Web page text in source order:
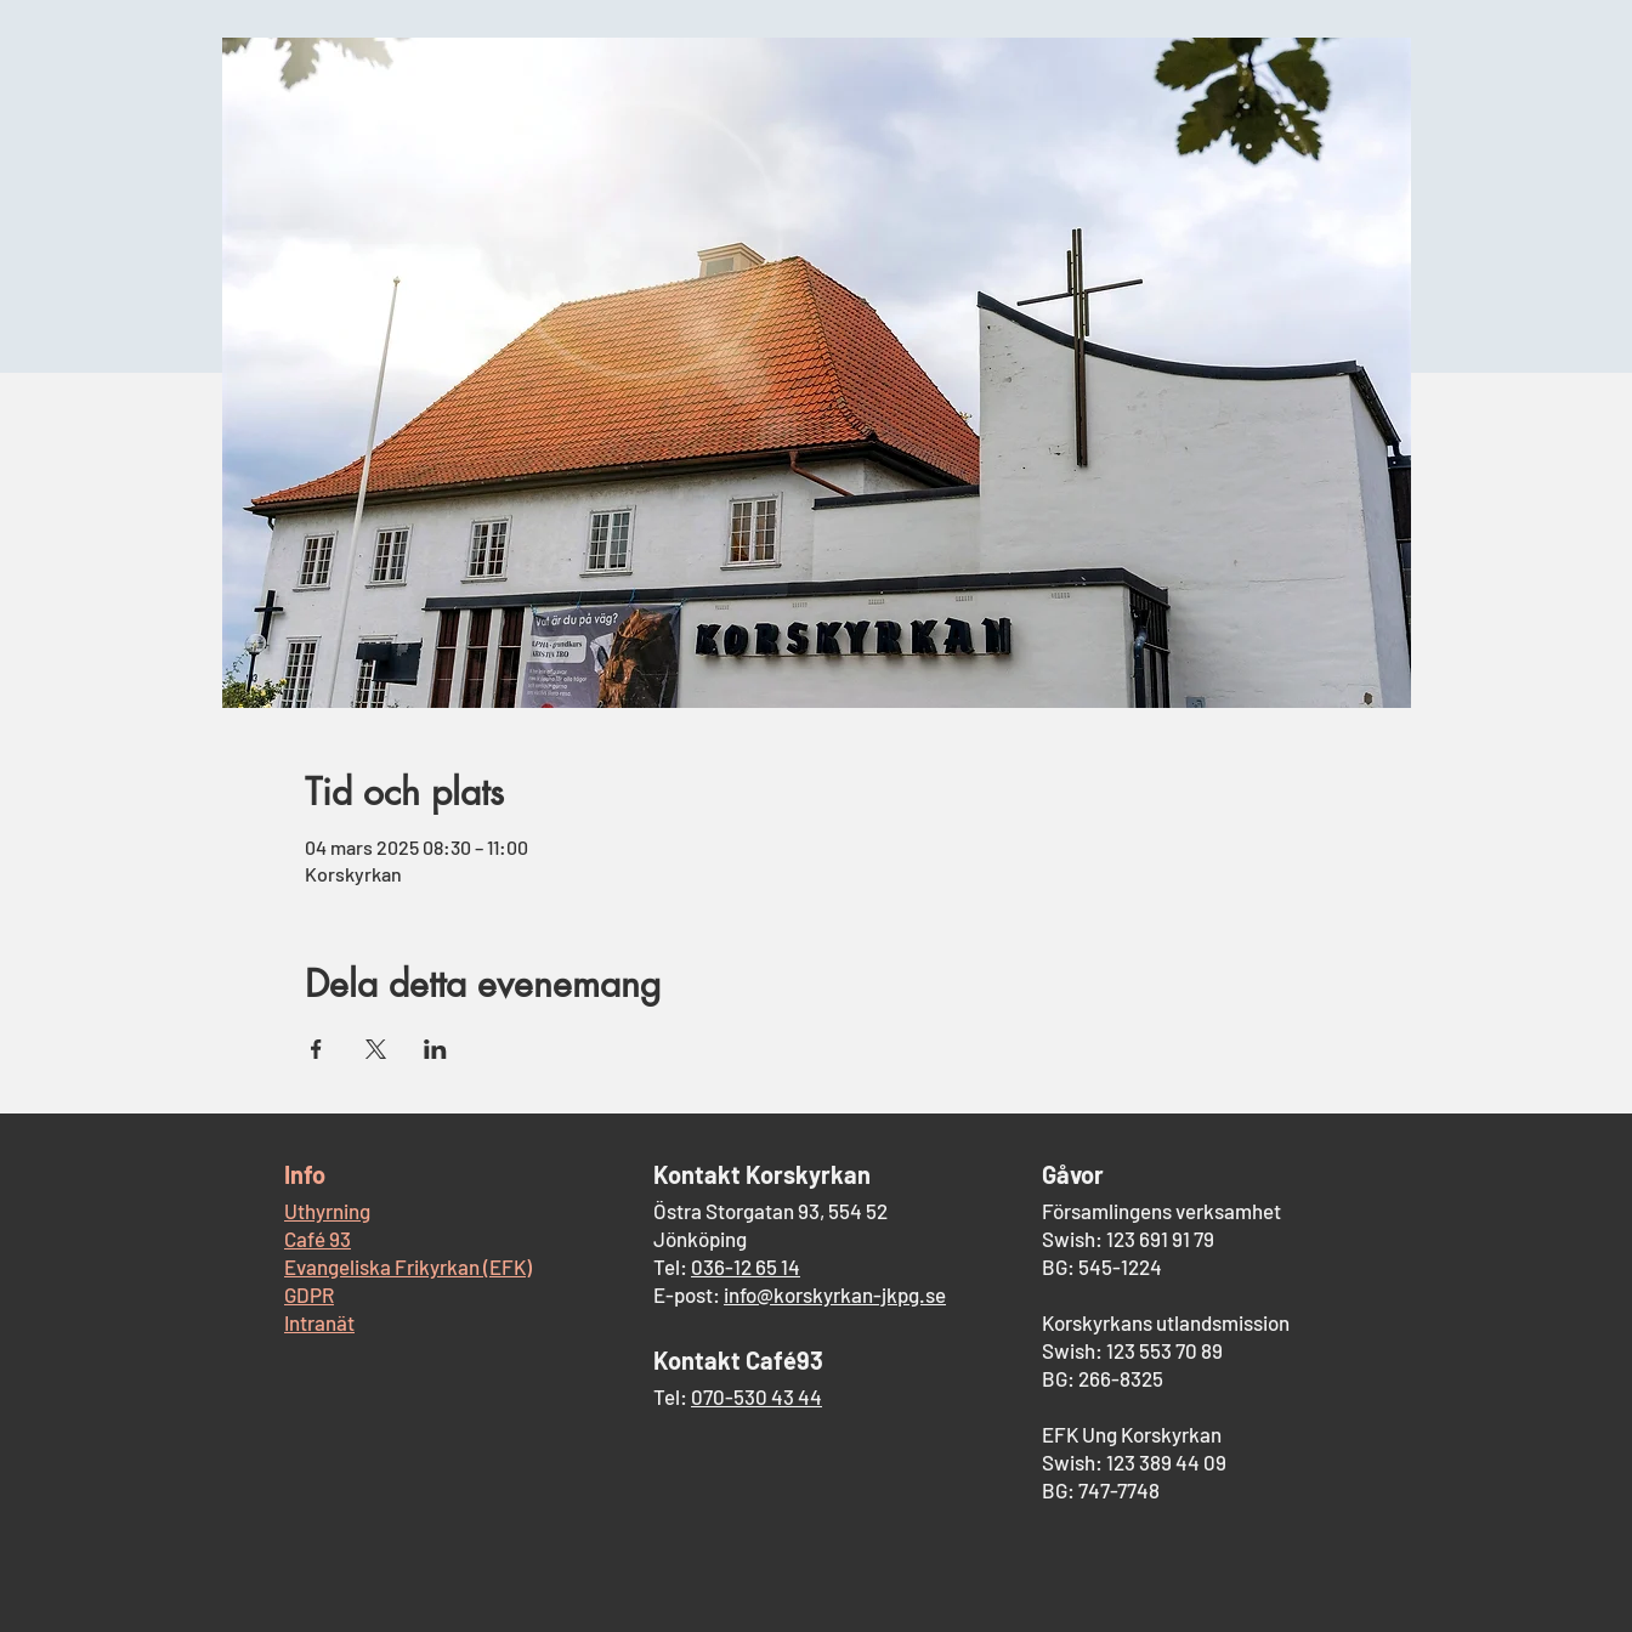
Tid och plats
04 mars 2025 08:30 – 11:00
Korskyrkan
Dela detta evenemang
​Info
Uthyrning
Café 93
Evangeliska Frikyrkan (EFK)
GDPR
Intranät
​Kontakt Korskyrkan
Östra Storgatan 93, 554 52
Jönköping
Tel: 036-12 65 14
E-post: info@korskyrkan-jkpg.se
Kontakt Café93
Tel: 070-530 43 44
Gåvor
Församlingens verksamhet
Swish: 123 691 91 79
BG: 545-1224
Korskyrkans utlandsmission
Swish: 123 553 70 89
BG: 266-8325
EFK Ung Korskyrkan
Swish: 123 389 44 09
BG: 747-7748